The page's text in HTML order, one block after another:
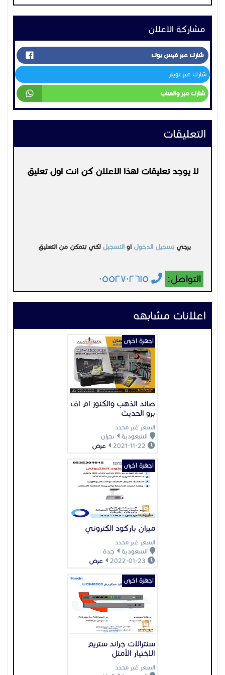
مشاركة الاعلان
شارك عبر فيس بوك
شارك عبر تويتر
شارك عبر واتساب
التعليقات
لا يوجد تعليقات لهذا الاعلان كن انت اول تعليق
يرجيتسجيل الدخول او التسجيل لكي تتمكن من التعليق
التواصل: ٠٥٥٢٧٠٢٦١٥
اعلانات مشابهه
صائد الذهب والكنوز ام اف
برو الحديث
السعر غير محدد
السعودية
نجران
عرض
اجهزة اخرى
ميزان باركود الكتروني
السعر غير محدد
السعودية
جدة
عرض
اجهزة اخرى
سنترالات جراند ستريم
الاختيار الأمثل
السعر غير محدد
اجهزة اخرى